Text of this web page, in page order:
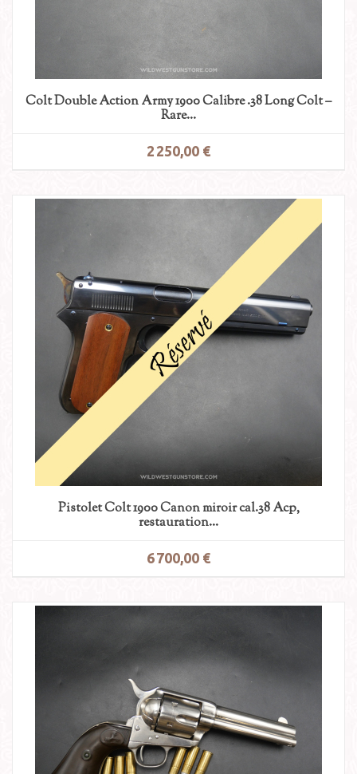
Colt Double Action Army 1900 Calibre .38 Long Colt –
Rare...
2 250,00 €
Pistolet Colt 1900 Canon miroir cal.38 Acp,
restauration...
6 700,00 €